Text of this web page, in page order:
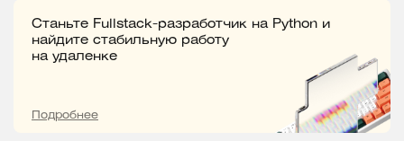
Станьте Fullstack-разработчик на Python и
найдите стабильную работу
на удаленке
Подробнее